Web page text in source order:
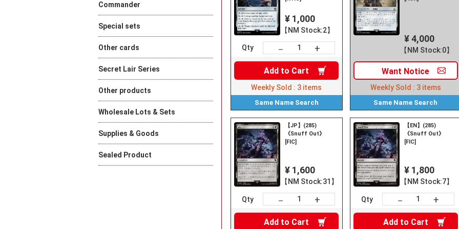
¥ 1,000
【NM Stock:2】
Qty － +
Add to Cart
Weekly Sold : 3 items
Same Name Search
¥ 4,000
【NM Stock:0】
Want Notice
Weekly Sold : 3 items
Same Name Search
【JP】(285)
《Snuff Out》
[FIC]
¥ 1,600
【NM Stock:31】
Qty － +
Add to Cart
【EN】(285)
《Snuff Out》
[FIC]
¥ 1,800
【NM Stock:7】
Qty － +
Add to Cart